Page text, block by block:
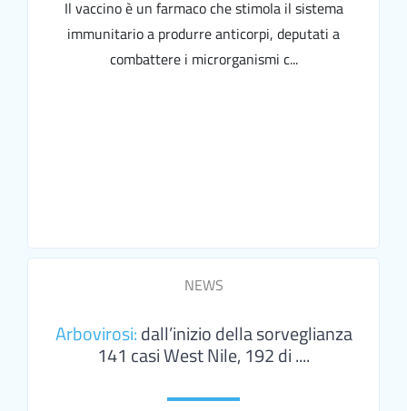
Il vaccino è un farmaco che stimola il sistema
immunitario a produrre anticorpi, deputati a
combattere i microrganismi c...
NEWS
Arbovirosi:dall’inizio della sorveglianza
141 casi West Nile, 192 di ....